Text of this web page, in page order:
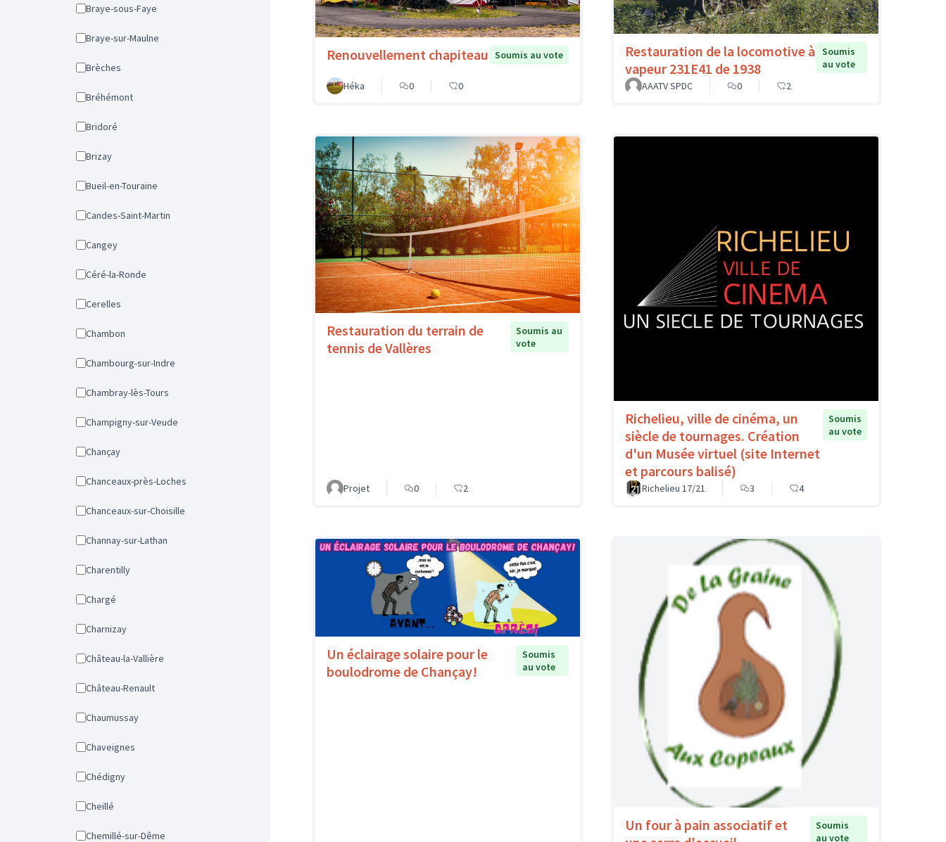
Braye-sous-Faye
Braye-sur-Maulne
Brèches
Bréhémont
Bridoré
Brizay
Bueil-en-Touraine
Candes-Saint-Martin
Cangey
Céré-la-Ronde
Cerelles
Chambon
Chambourg-sur-Indre
Chambray-lès-Tours
Champigny-sur-Veude
Chançay
Chanceaux-près-Loches
Chanceaux-sur-Choisille
Channay-sur-Lathan
Charentilly
Chargé
Charnizay
Château-la-Vallière
Château-Renault
Chaumussay
Chaveignes
Chédigny
Cheillé
Chemillé-sur-Dême
Renouvellement chapiteau Soumis au vote
Héka 0 0
Restauration de la locomotive à
vapeur 231E41 de 1938
Soumis
au vote
AAATV SPDC
0 2
Restauration du terrain de
tennis de Vallères
Soumis au
vote
Projet 0 2
Richelieu, ville de cinéma, un
siècle de tournages. Création
d'un Musée virtuel (site Internet
et parcours balisé)
Soumis
au vote
Richelieu 17/21 3 4
Un éclairage solaire pour le
boulodrome de Chançay!
Soumis
au vote
Un four à pain associatif et
Soumis
au vote